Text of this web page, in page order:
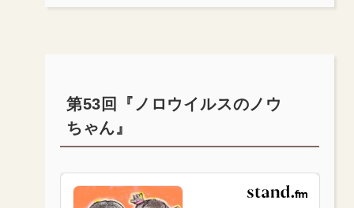
第53回『ノロウイルスのノウ
ちゃん』